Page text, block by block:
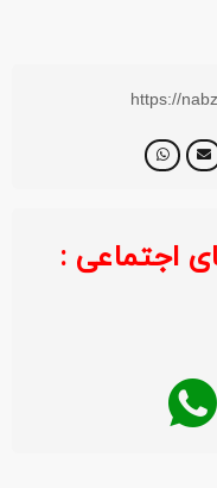
https://
اجتماعی : خبر